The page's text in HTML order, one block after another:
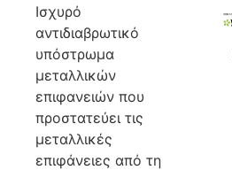
Ισχυρό
αντιδιαβρωτικό
υπόστρωμα
μεταλλικών
επιφανειών που
προστατεύει τις
μεταλλικές
επιφάνειες από τη